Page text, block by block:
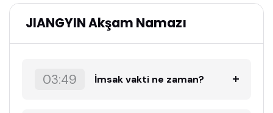
JIANGYIN Akşam Namazı
03:49 İmsak vakti ne zaman?